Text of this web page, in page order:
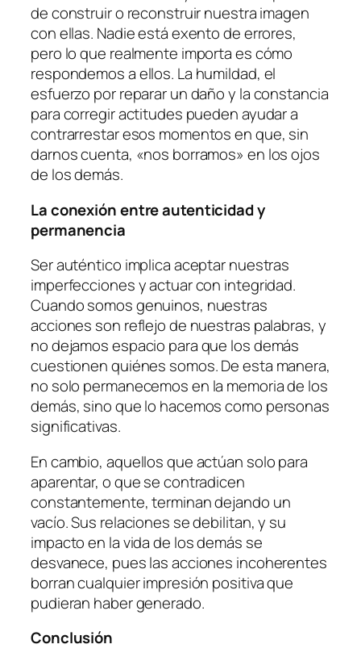
de construir o reconstruir nuestra imagen
con ellas. Nadie está exento de errores,
pero lo que realmente importa es cómo
respondemos a ellos. La humildad, el
esfuerzo por reparar un daño y la constancia
para corregir actitudes pueden ayudar a
contrarrestar esos momentos en que, sin
darnos cuenta, «nos borramos» en los ojos
de los demás.
La conexión entre autenticidad y
permanencia
Ser auténtico implica aceptar nuestras
imperfecciones y actuar con integridad.
Cuando somos genuinos, nuestras
acciones son reflejo de nuestras palabras, y
no dejamos espacio para que los demás
cuestionen quiénes somos. De esta manera,
no solo permanecemos en la memoria de los
demás, sino que lo hacemos como personas
significativas.
En cambio, aquellos que actúan solo para
aparentar, o que se contradicen
constantemente, terminan dejando un
vacío. Sus relaciones se debilitan, y su
impacto en la vida de los demás se
desvanece, pues las acciones incoherentes
borran cualquier impresión positiva que
pudieran haber generado.
Conclusión